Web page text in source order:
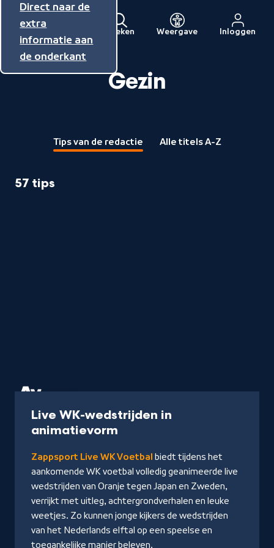
Direct naar de
inhoud
Direct naar de
hoofdnavigatie
Direct naar de
extra
informatie aan
de onderkant
Menu
Naar
de
beginpagina
Zoeken Weergave Inloggen
Gezin
Tips van de redactie Alle titels A-Z
57 tips
Live WK-wedstrijden in
animatievorm
meer
Zappsport Live WK Voetbal biedt tijdens het
aankomende WK voetbal volledig geanimeerde live
wedstrijden van Oranje tegen Japan en Zweden,
verrijkt met uitleg, achtergrondverhalen en leuke
weetjes. Zo kunnen jonge kijkers de wedstrijden
van het Nederlands elftal op een speelse en
toegankelijke manier beleven.